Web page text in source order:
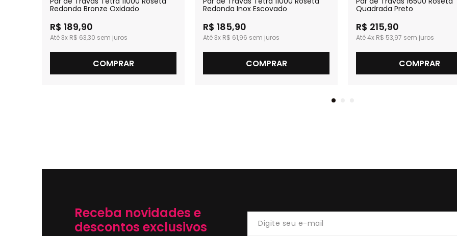
Redonda Bronze Oxidado
R$ 189,90
3x R$ 63,30
COMPRAR
Redonda Inox Escovado
R$ 185,90
3x R$ 61,96
COMPRAR
Quadrada Preto
R$ 215,90
4x R$ 53,97
COMPRAR
Receba novidades e
descontos exclusivos